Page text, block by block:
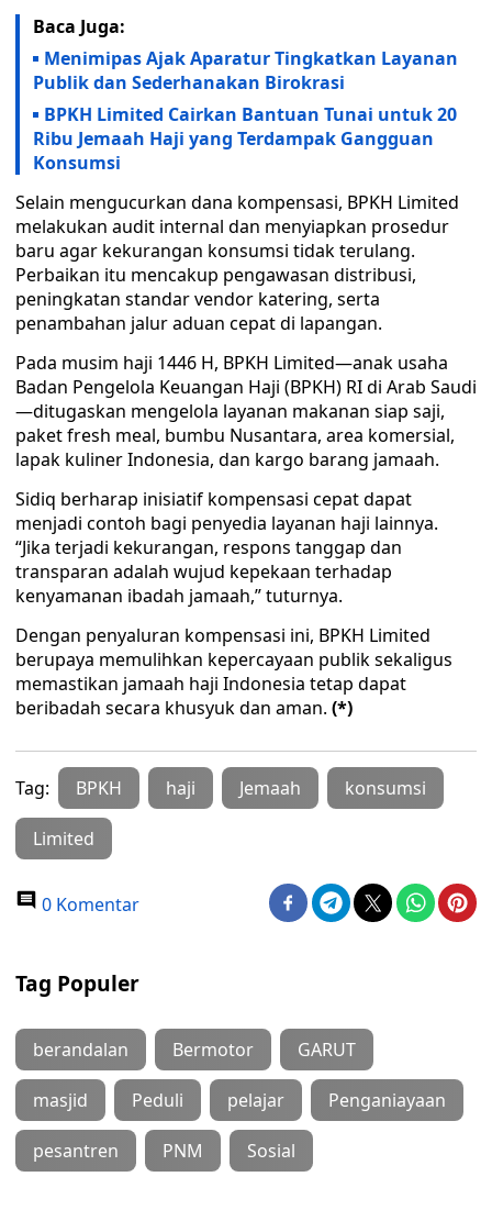
Baca Juga:
Menimipas Ajak Aparatur Tingkatkan Layanan
Publik dan Sederhanakan Birokrasi
BPKH Limited Cairkan Bantuan Tunai untuk 20
Ribu Jemaah Haji yang Terdampak Gangguan
Konsumsi
Selain mengucurkan dana kompensasi, BPKH Limited
melakukan audit internal dan menyiapkan prosedur
baru agar kekurangan konsumsi tidak terulang.
Perbaikan itu mencakup pengawasan distribusi,
peningkatan standar vendor katering, serta
penambahan jalur aduan cepat di lapangan.
Pada musim haji 1446 H, BPKH Limited—anak usaha
Badan Pengelola Keuangan Haji (BPKH) RI di Arab Saudi
—ditugaskan mengelola layanan makanan siap saji,
paket fresh meal, bumbu Nusantara, area komersial,
lapak kuliner Indonesia, dan kargo barang jamaah.
Sidiq berharap inisiatif kompensasi cepat dapat
menjadi contoh bagi penyedia layanan haji lainnya.
“Jika terjadi kekurangan, respons tanggap dan
transparan adalah wujud kepekaan terhadap
kenyamanan ibadah jamaah,” tuturnya.
Dengan penyaluran kompensasi ini, BPKH Limited
berupaya memulihkan kepercayaan publik sekaligus
memastikan jamaah haji Indonesia tetap dapat
beribadah secara khusyuk dan aman. (*)
Tag: BPKH haji Jemaah konsumsi
Limited
0 Komentar
Tag Populer
berandalan Bermotor GARUT
masjid Peduli pelajar Penganiayaan
pesantren PNM Sosial